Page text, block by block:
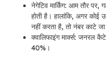
नेगेटिव मार्किंग: आम तौर पर,
होती है। हालांकि, अगर कोई
नहीं करता है, तो नंबर काटे
क्वालिफाइंग मार्क्स: जनरल
40%।